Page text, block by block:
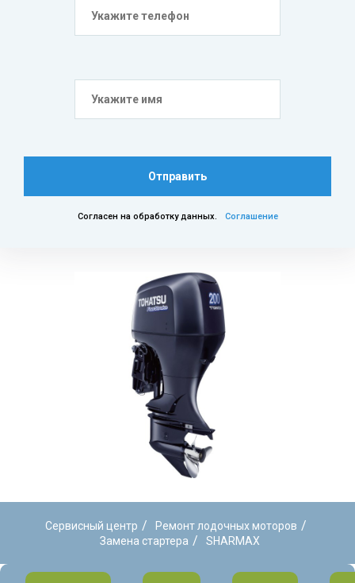
Отправить
Согласен на обработку данных. Соглашение
Сервисный центр / Ремонт лодочных моторов /
Замена стартера / SHARMAX